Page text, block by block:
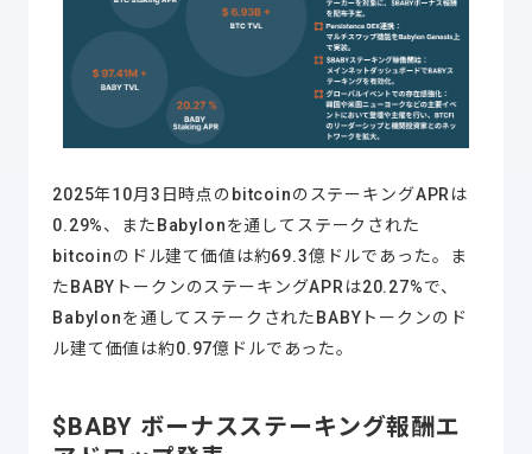
2025年10月3日時点のbitcoinのステーキングAPRは
0.29%、またBabylonを通してステークされた
bitcoinのドル建て価値は約69.3億ドルであった。ま
たBABYトークンのステーキングAPRは20.27%で、
Babylonを通してステークされたBABYトークンのド
ル建て価値は約0.97億ドルであった。
$BABY ボーナスステーキング報酬エ